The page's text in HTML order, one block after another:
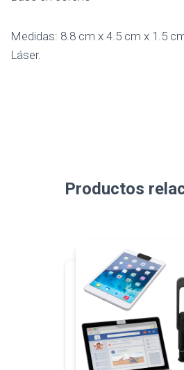
Medidas: 8.8 cm x 4.5 cm x 1.5
Láser.
Productos